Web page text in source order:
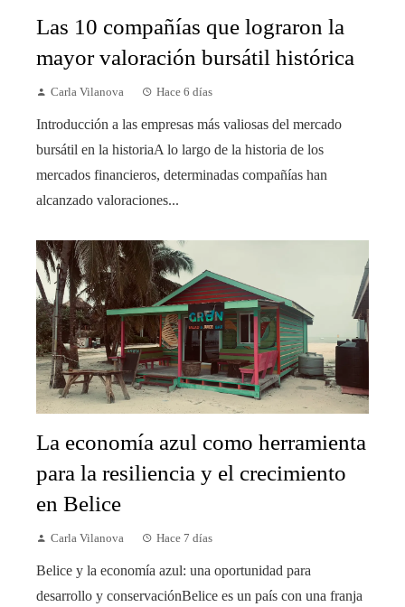
Las 10 compañías que lograron la
mayor valoración bursátil histórica
Carla Vilanova Hace 6 días
Introducción a las empresas más valiosas del mercado
bursátil en la historiaA lo largo de la historia de los
mercados financieros, determinadas compañías han
alcanzado valoraciones...
La economía azul como herramienta
para la resiliencia y el crecimiento
en Belice
Carla Vilanova Hace 7 días
Belice y la economía azul: una oportunidad para
desarrollo y conservaciónBelice es un país con una franja